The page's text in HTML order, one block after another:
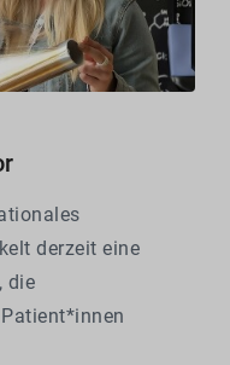
derzeit eine
die